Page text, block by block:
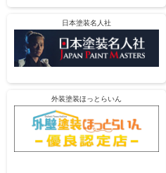
日本塗装名人社
外装塗装ほっとらいん